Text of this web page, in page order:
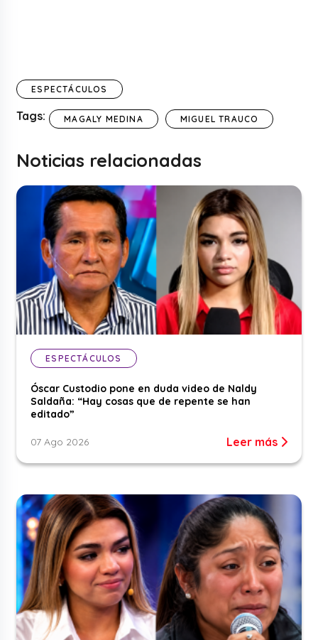
ESPECTÁCULOS
Tags: MAGALY MEDINA MIGUEL TRAUCO
Noticias relacionadas
ESPECTÁCULOS
Óscar Custodio pone en duda video de Naldy
Saldaña: “Hay cosas que de repente se han
editado”
07 Ago 2026 Leer más